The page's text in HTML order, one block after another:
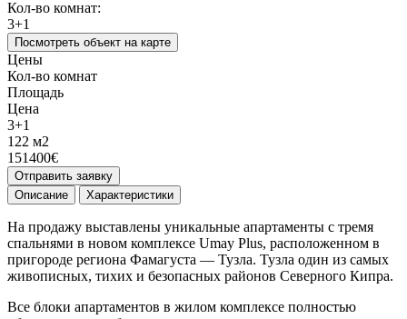
Кол-во комнат:
3+1
Посмотреть объект на карте
Цены
Кол-во комнат
Площадь
Цена
3+1
122 м2
151400€
Отправить заявку
Описание
Характеристики
На продажу выставлены уникальные апартаменты с тремя
спальнями в новом комплексе Umay Plus, расположенном в
пригороде региона Фамагуста — Тузла. Тузла один из самых
живописных, тихих и безопасных районов Северного Кипра.
Все блоки апартаментов в жилом комплексе полностью